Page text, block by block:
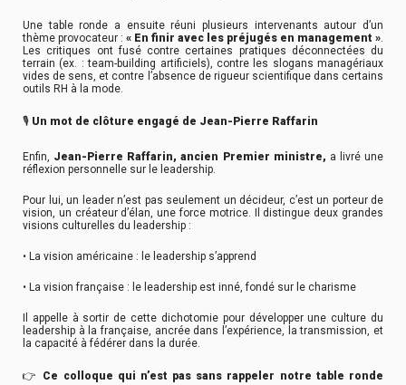
Une table ronde a ensuite réuni plusieurs intervenants autour d’un
thème provocateur : « En finir avec les préjugés en management ».
Les critiques ont fusé contre certaines pratiques déconnectées du
terrain (ex. : team-building artificiels), contre les slogans managériaux
vides de sens, et contre l’absence de rigueur scientifique dans certains
outils RH à la mode.
🎙️ Un mot de clôture engagé de Jean-Pierre Raffarin
Enfin, Jean-Pierre Raffarin, ancien Premier ministre, a livré une
réflexion personnelle sur le leadership.
Pour lui, un leader n’est pas seulement un décideur, c’est un porteur de
vision, un créateur d’élan, une force motrice. Il distingue deux grandes
visions culturelles du leadership :
• La vision américaine : le leadership s’apprend
• La vision française : le leadership est inné, fondé sur le charisme
Il appelle à sortir de cette dichotomie pour développer une culture du
leadership à la française, ancrée dans l’expérience, la transmission, et
la capacité à fédérer dans la durée.
👉 Ce colloque qui n’est pas sans rappeler notre table ronde